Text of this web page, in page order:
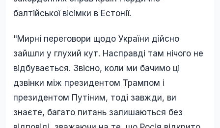
балтійської вісімки в Естонії.
"Мирні переговори щодо України дійсно
зайшли у глухий кут. Насправді там нічого не
відбувається. Звісно, коли ми бачимо ці
дзвінки між президентом Трампом і
президентом Путіним, тоді завжди, ви
знаєте, багато питань залишаються без